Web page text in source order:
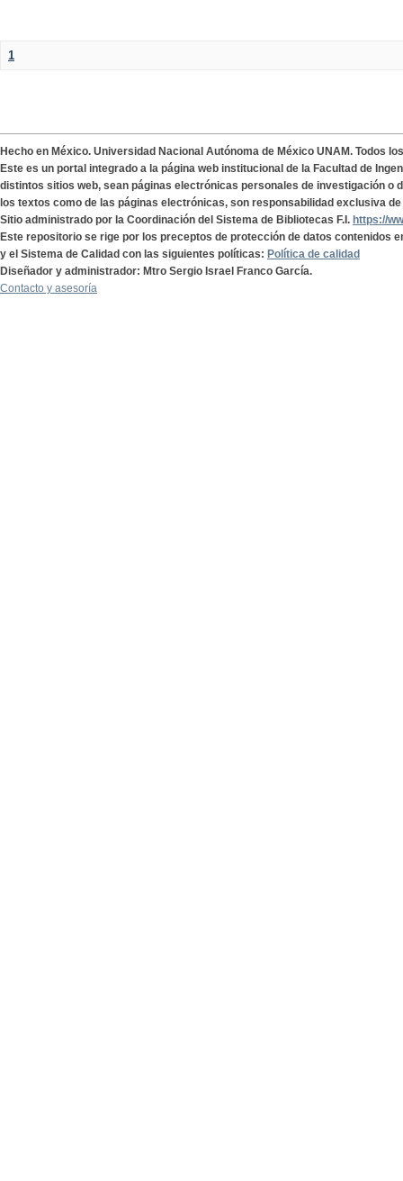
1
Hecho en México. Universidad Nacional Autónoma de México UNAM. Todos
Este es un portal integrado a la página web institucional de la Facultad de
distintos sitios web, sean páginas electrónicas personales de investigación o
los textos como de las páginas electrónicas, son responsabilidad exclusiva
Sitio administrado por la Coordinación del Sistema de Bibliotecas F.I. https://
Este repositorio se rige por los preceptos de protección de datos contenidos
y el Sistema de Calidad con las siguientes políticas: Política de calidad
Diseñador y administrador: Mtro Sergio Israel Franco García.
Contacto y asesoría